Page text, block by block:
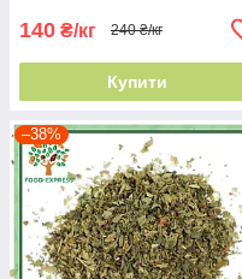
140 ₴/кг 240 ₴/кг
Купити
–38%